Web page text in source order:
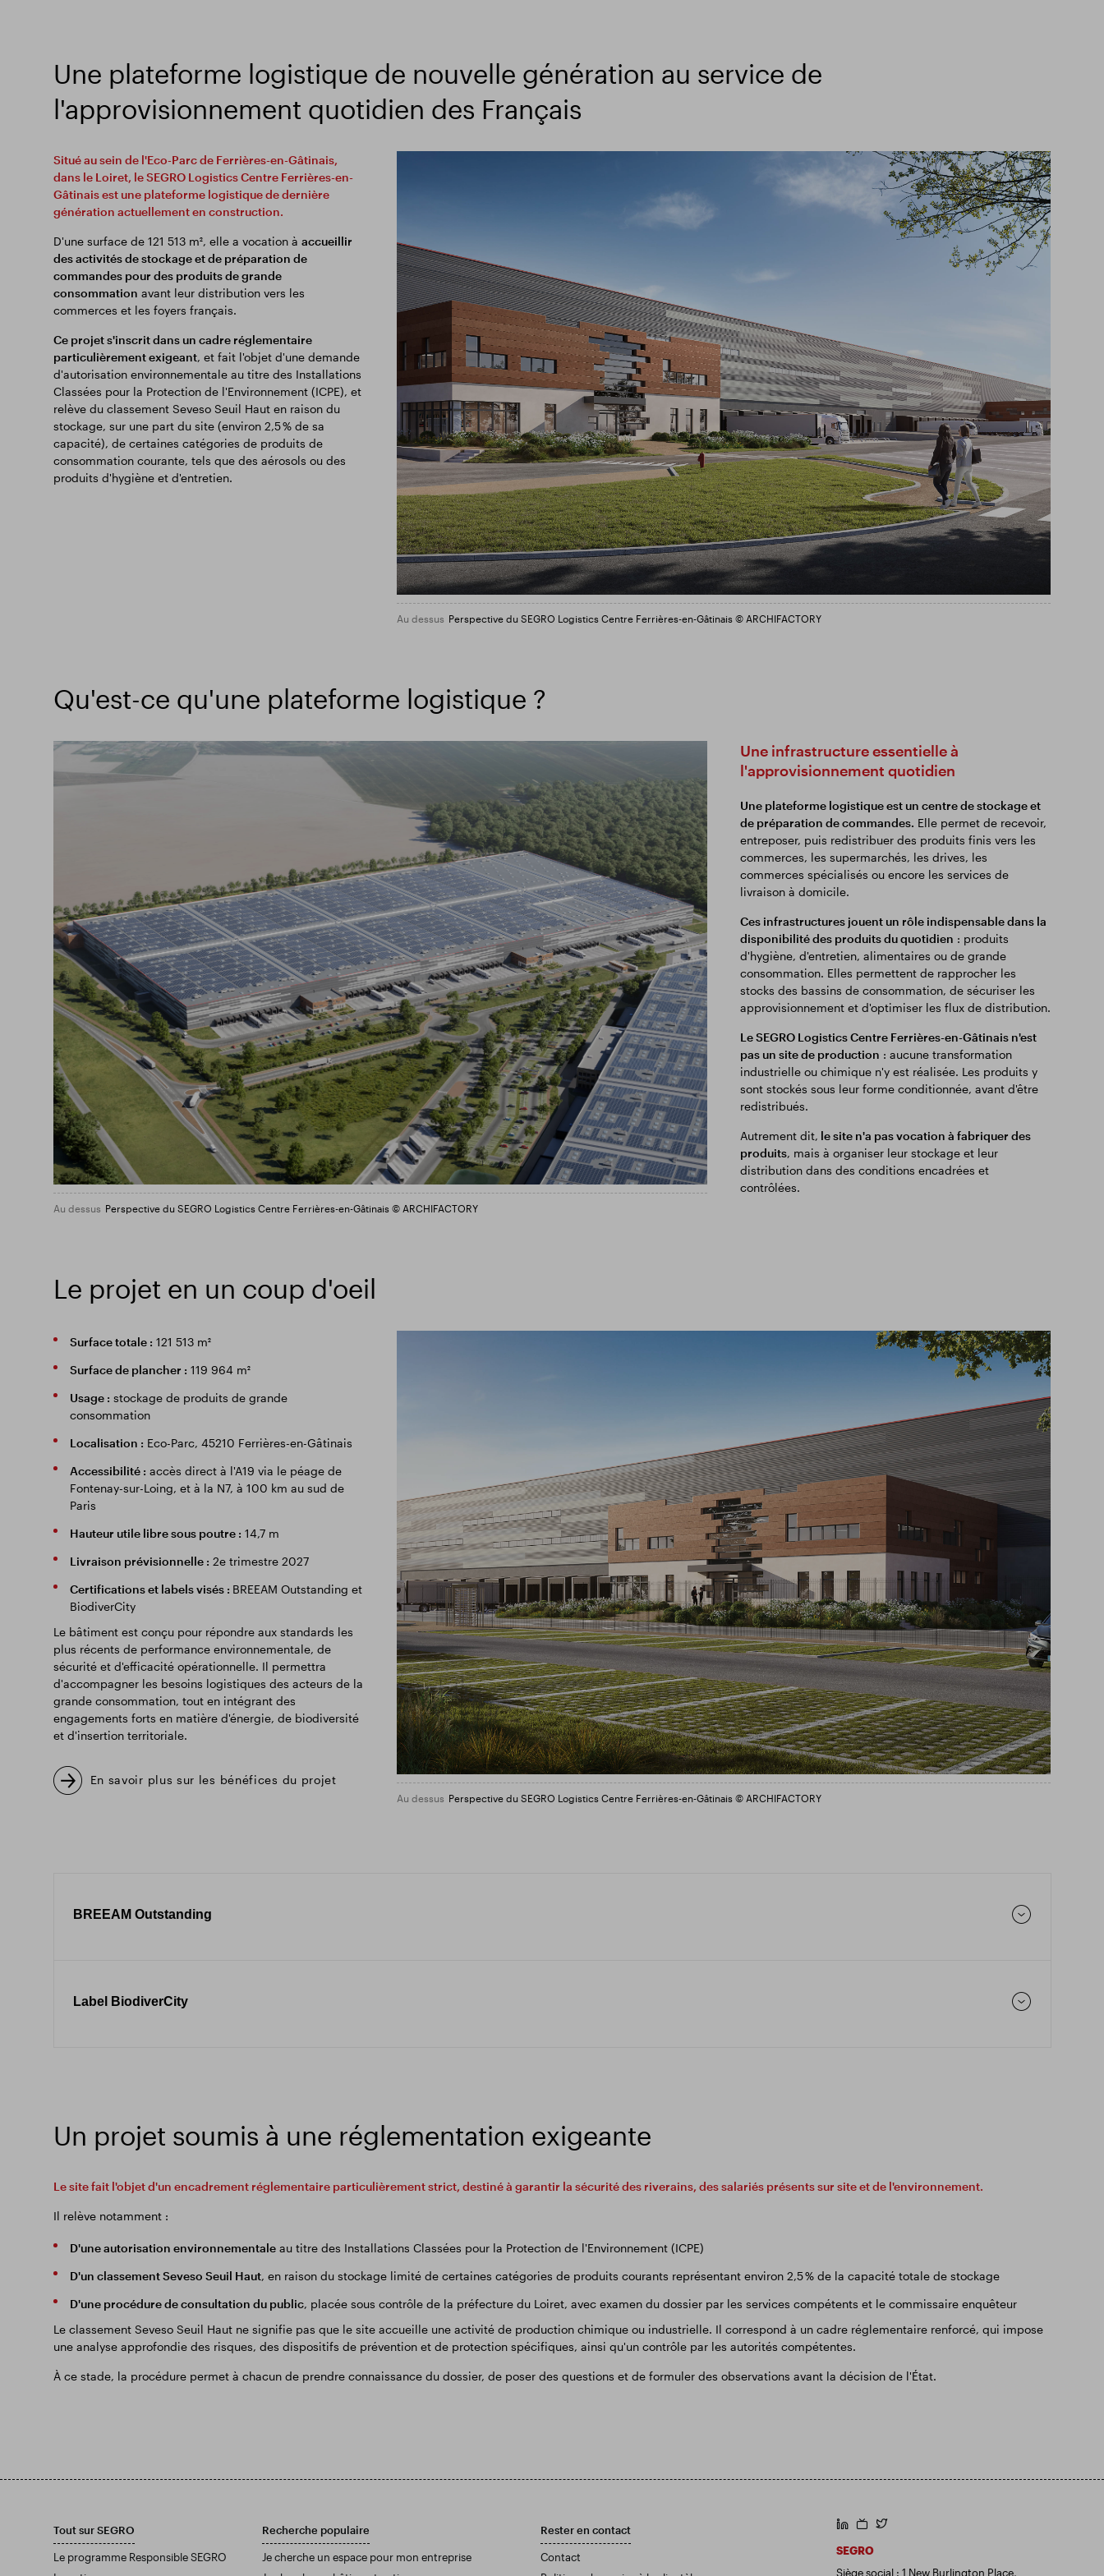
Une plateforme logistique de nouvelle génération au service de
l'approvisionnement quotidien des Français
Situé au sein de l'Eco-Parc de Ferrières-en-Gâtinais,
dans le Loiret, le SEGRO Logistics Centre Ferrières-en-
Gâtinais est une plateforme logistique de dernière
génération actuellement en construction.
D'une surface de 121 513 m², elle a vocation à accueillir
des activités de stockage et de préparation de
commandes pour des produits de grande
consommation avant leur distribution vers les
commerces et les foyers français.
Ce projet s'inscrit dans un cadre réglementaire
particulièrement exigeant, et fait l'objet d'une demande
d'autorisation environnementale au titre des Installations
Classées pour la Protection de l'Environnement (ICPE), et
relève du classement Seveso Seuil Haut en raison du
stockage, sur une part du site (environ 2,5 % de sa
capacité), de certaines catégories de produits de
consommation courante, tels que des aérosols ou des
produits d'hygiène et d'entretien.
Au dessus Perspective du SEGRO Logistics Centre Ferrières-en-Gâtinais © ARCHIFACTORY
Qu'est-ce qu'une plateforme logistique ?
Au dessus Perspective du SEGRO Logistics Centre Ferrières-en-Gâtinais © ARCHIFACTORY
Une infrastructure essentielle à
l'approvisionnement quotidien
Une plateforme logistique est un centre de stockage et
de préparation de commandes. Elle permet de recevoir,
entreposer, puis redistribuer des produits finis vers les
commerces, les supermarchés, les drives, les
commerces spécialisés ou encore les services de
livraison à domicile.
Ces infrastructures jouent un rôle indispensable dans la
disponibilité des produits du quotidien : produits
d'hygiène, d'entretien, alimentaires ou de grande
consommation. Elles permettent de rapprocher les
stocks des bassins de consommation, de sécuriser les
approvisionnement et d'optimiser les flux de distribution.
Le SEGRO Logistics Centre Ferrières-en-Gâtinais n'est
pas un site de production : aucune transformation
industrielle ou chimique n'y est réalisée. Les produits y
sont stockés sous leur forme conditionnée, avant d'être
redistribués.
Autrement dit, le site n'a pas vocation à fabriquer des
produits, mais à organiser leur stockage et leur
distribution dans des conditions encadrées et
contrôlées.
Le projet en un coup d'oeil
Surface totale : 121 513 m²
Surface de plancher : 119 964 m²
Usage : stockage de produits de grande
consommation
Localisation : Eco-Parc, 45210 Ferrières-en-Gâtinais
Accessibilité : accès direct à l'A19 via le péage de
Fontenay-sur-Loing, et à la N7, à 100 km au sud de
Paris
Hauteur utile libre sous poutre : 14,7 m
Livraison prévisionnelle : 2e trimestre 2027
Certifications et labels visés : BREEAM Outstanding et
BiodiverCity
Le bâtiment est conçu pour répondre aux standards les
plus récents de performance environnementale, de
sécurité et d'efficacité opérationnelle. Il permettra
d'accompagner les besoins logistiques des acteurs de la
grande consommation, tout en intégrant des
engagements forts en matière d'énergie, de biodiversité
et d'insertion territoriale.
En savoir plus sur les bénéfices du projet
Au dessus Perspective du SEGRO Logistics Centre Ferrières-en-Gâtinais © ARCHIFACTORY
BREEAM Outstanding
Label BiodiverCity
Un projet soumis à une réglementation exigeante
Le site fait l'objet d'un encadrement réglementaire particulièrement strict, destiné à garantir la sécurité des riverains, des salariés présents sur site et de l'environnement.
Il relève notamment :
D'une autorisation environnementaleau titre des Installations Classées pour la Protection de l'Environnement (ICPE)
D'un classement Seveso Seuil Haut, en raison du stockage limité de certaines catégories de produits courants représentant environ 2,5 % de la capacité totale de stockage
D'une procédure de consultation du public, placée sous contrôle de la préfecture du Loiret, avec examen du dossier par les services compétents et le commissaire enquêteur
Le classement Seveso Seuil Haut ne signifie pas que le site accueille une activité de production chimique ou industrielle. Il correspond à un cadre réglementaire renforcé, qui impose
une analyse approfondie des risques, des dispositifs de prévention et de protection spécifiques, ainsi qu'un contrôle par les autorités compétentes.
À ce stade, la procédure permet à chacun de prendre connaissance du dossier, de poser des questions et de formuler des observations avant la décision de l'État.
Tout sur SEGRO
Le programme Responsible SEGRO
Recherche populaire
Je cherche un espace pour mon entreprise
Rester en contact
Contact
https://www.linkedin.com/
https://www.youtube.com/
https://twitter.com/segroplc
SEGRO
Siège social : 1 New Burlington Place,